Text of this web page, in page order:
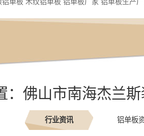
铝单板 木纹铝单板 铝单板厂家 铝单板生产
佛山市南海杰兰
行业资讯 铝单板